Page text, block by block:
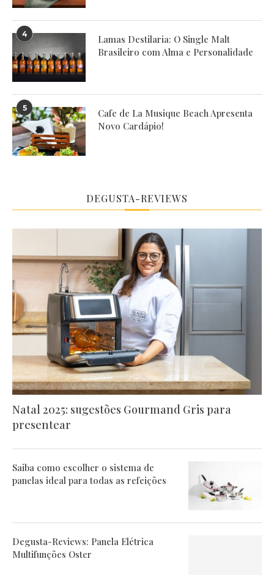
4
Lamas Destilaria: O Single Malt
Brasileiro com Alma e Personalidade
5
Cafe de La Musique Beach Apresenta
Novo Cardápio!
DEGUSTA-REVIEWS
Natal 2025: sugestões Gourmand Gris para
presentear
Saiba como escolher o sistema de
panelas ideal para todas as refeições
Degusta-Reviews: Panela Elétrica
Multifunções Oster